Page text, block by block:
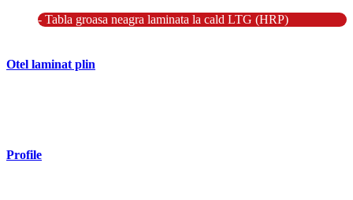
- Tabla groasa neagra laminata la cald LTG (HRP)
Otel laminat plin
Profile